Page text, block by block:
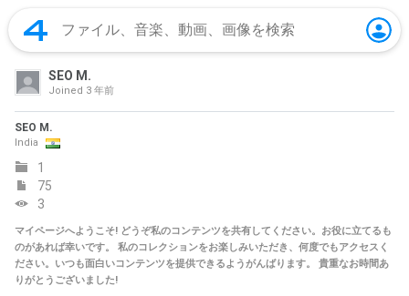
SEO M.
Joined 3 年前
SEO M.
India
1
75
3
マイページへようこそ! どうぞ私のコンテンツを共有してください。お役に立てるも
のがあれば幸いです。 私のコレクションをお楽しみいただき、何度でもアクセスく
ださい。いつも面白いコンテンツを提供できるようがんばります。 貴重なお時間あ
りがとうございました!